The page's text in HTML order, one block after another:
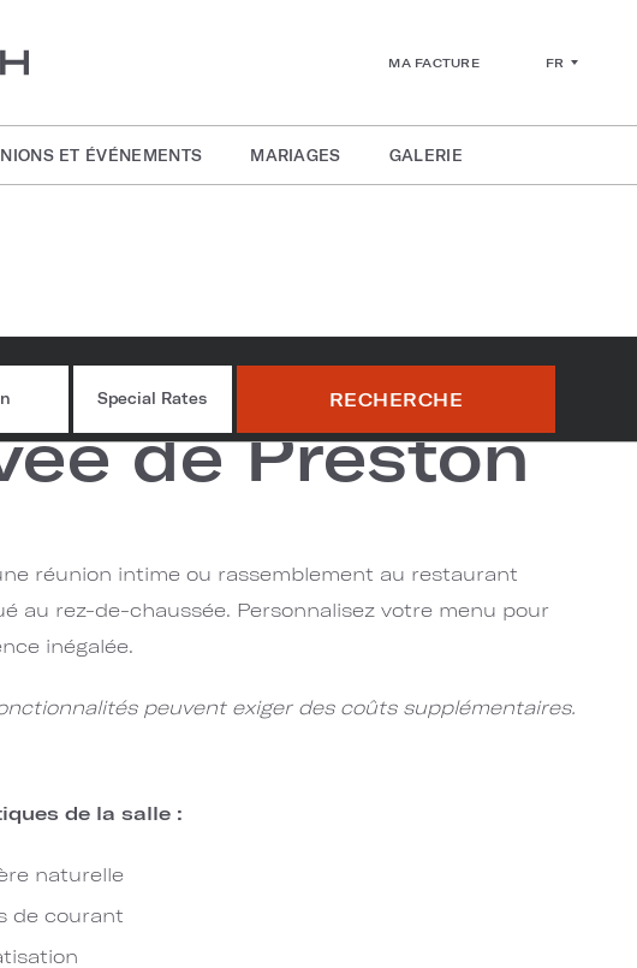
MA FACTURE FR
ET ÉVÉNEMENTS MARIAGES GALERIE
Special Rates RECHERCHE
à manger
de Preston
réunion intime ou rassemblement au restaurant
au rez-de-chaussée. Personnalisez votre menu pour
inégalée.​​​​​​​
peuvent exiger des coûts supplémentaires.
de la salle :
naturelle
de courant